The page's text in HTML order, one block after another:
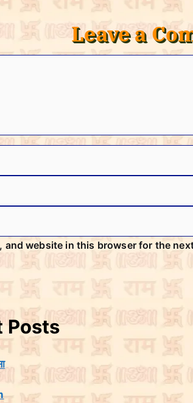
Leave a
and website in this browser for the
Posts